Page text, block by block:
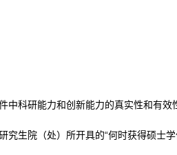
中科研能力和创新能力的真实性和有效
生院（处）所开具的“何时获得硕士学